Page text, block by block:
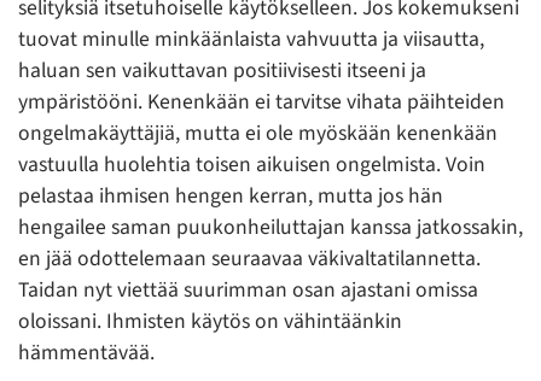
selityksiä itsetuhoiselle käytökselleen. Jos kokemukseni
tuovat minulle minkäänlaista vahvuutta ja viisautta,
haluan sen vaikuttavan positiivisesti itseeni ja
ympäristööni. Kenenkään ei tarvitse vihata päihteiden
ongelmakäyttäjiä, mutta ei ole myöskään kenenkään
vastuulla huolehtia toisen aikuisen ongelmista. Voin
pelastaa ihmisen hengen kerran, mutta jos hän
hengailee saman puukonheiluttajan kanssa jatkossakin,
en jää odottelemaan seuraavaa väkivaltatilannetta.
Taidan nyt viettää suurimman osan ajastani omissa
oloissani. Ihmisten käytös on vähintäänkin
hämmentävää.